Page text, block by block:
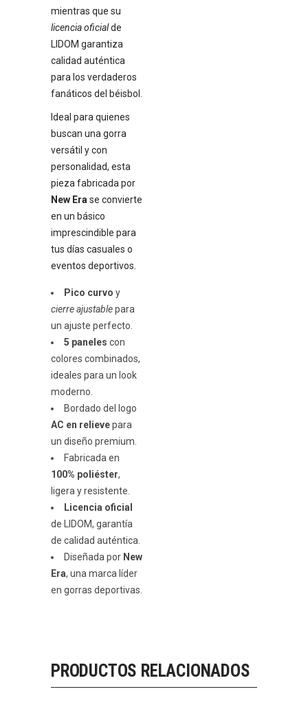
mientras que su
licencia oficialde
LIDOM garantiza
calidad auténtica
para los verdaderos
fanáticos del béisbol.
Ideal para quienes
buscan una gorra
versátil y con
personalidad, esta
pieza fabricada por
New Era se convierte
en un básico
imprescindible para
tus días casuales o
eventos deportivos.
Pico curvo y
cierre ajustablepara
un ajuste perfecto.
5 paneles con
colores combinados,
ideales para un look
moderno.
Bordado del logo
AC en relievepara
un diseño premium.
Fabricada en
100% poliéster,
ligera y resistente.
Licencia oficial
de LIDOM, garantía
de calidad auténtica.
Diseñada por New
Era, una marca líder
en gorras deportivas.
PRODUCTOS RELACIONADOS